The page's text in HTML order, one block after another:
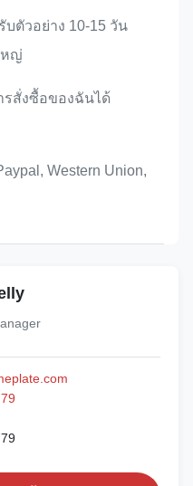
ตัวอย่าง 10-15 วัน
หญ่
รสั่งซื้อของฉันได้
Western Union,